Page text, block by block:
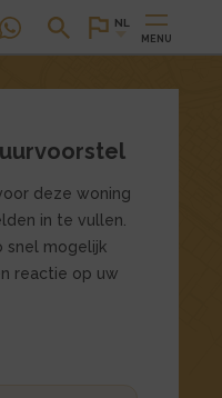
NL
MENU
deze woning
in te vullen.
snel mogelijk
reactie op uw